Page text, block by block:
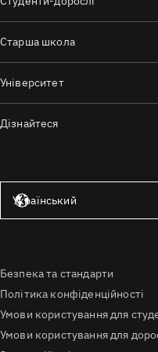
Старша школа
Університет
Дізнайтеся
Український
Безпека та стандарти
Політика конфіденційності
Умови користування для
Умови користування для